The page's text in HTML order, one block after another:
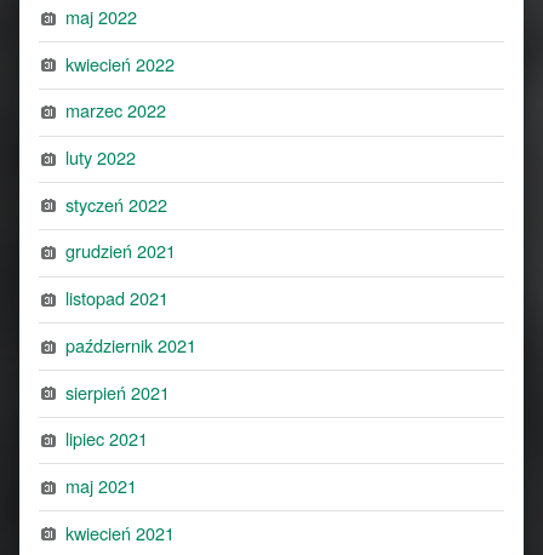
maj 2022
kwiecień 2022
marzec 2022
luty 2022
styczeń 2022
grudzień 2021
listopad 2021
październik 2021
sierpień 2021
lipiec 2021
maj 2021
kwiecień 2021